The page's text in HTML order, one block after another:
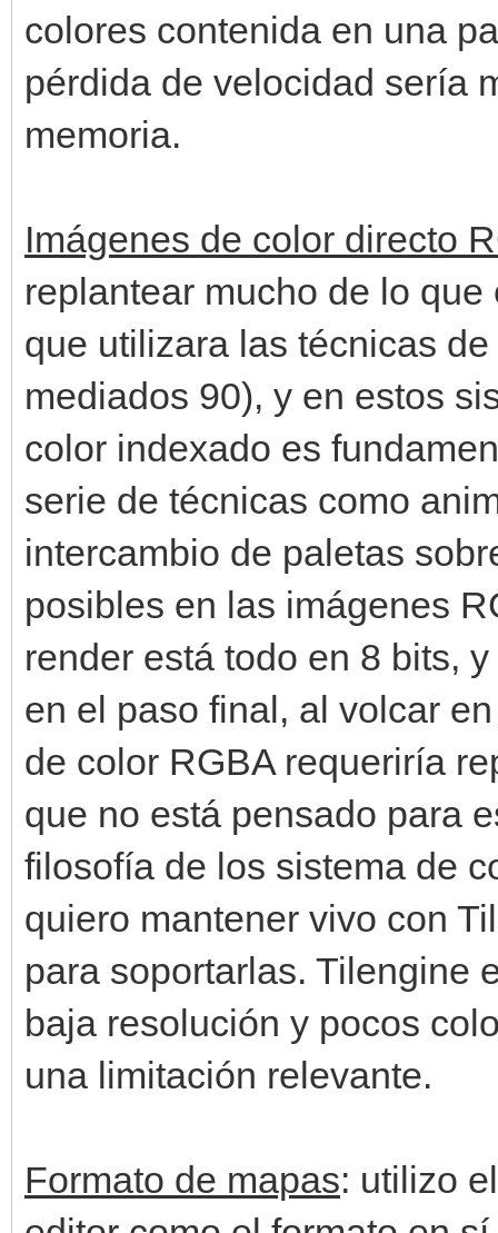
colores contenida en una
pérdida de velocidad sería
memoria.
Imágenes de color directo
replantear mucho de lo
que utilizara las técnicas
mediados 90), y en estos
color indexado es
serie de técnicas como
intercambio de paletas
posibles en las imágenes
render está todo en 8 bits,
en el paso final, al volcar
de color RGBA requeriría
que no está pensado para
filosofía de los sistema de
quiero mantener vivo con
para soportarlas. Tilengine
baja resolución y pocos
una limitación relevante.
Formato de mapas: utilizo